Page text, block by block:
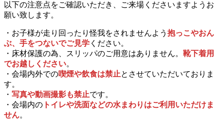
以下の注意点をご確認いただき、ご来場くださいますようお
願い致します。
・お子様が走り回ったり怪我をされませんよう 抱っこやおん
ぶ、手をつないでご見学 ください。
・床材保護の為、スリッパのご用意はありません。 靴下着用
でお越しください。
・会場内外での喫煙や飲食は禁止とさせていただいておりま
す。
・ 写真や動画撮影も禁止です。
・会場内の トイレや洗面などの水まわりはご利用いただけま
せん。